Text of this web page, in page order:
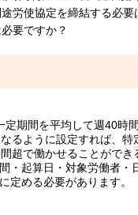
労使協定を締結する必要
要ですか？
期間を平均して週40時
るように設定すれば、特
超で働かせることができ
・起算日・対象労働者・
定める必要があります。